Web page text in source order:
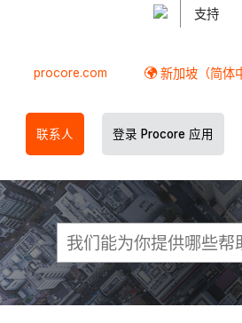
支持
procore.com 新加坡（简体
联系人 登录 Procore 应用